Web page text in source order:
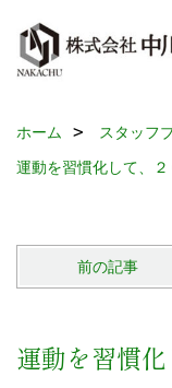
ホーム
スタッフ
運動を習慣化して、
前の記事
運動を習慣